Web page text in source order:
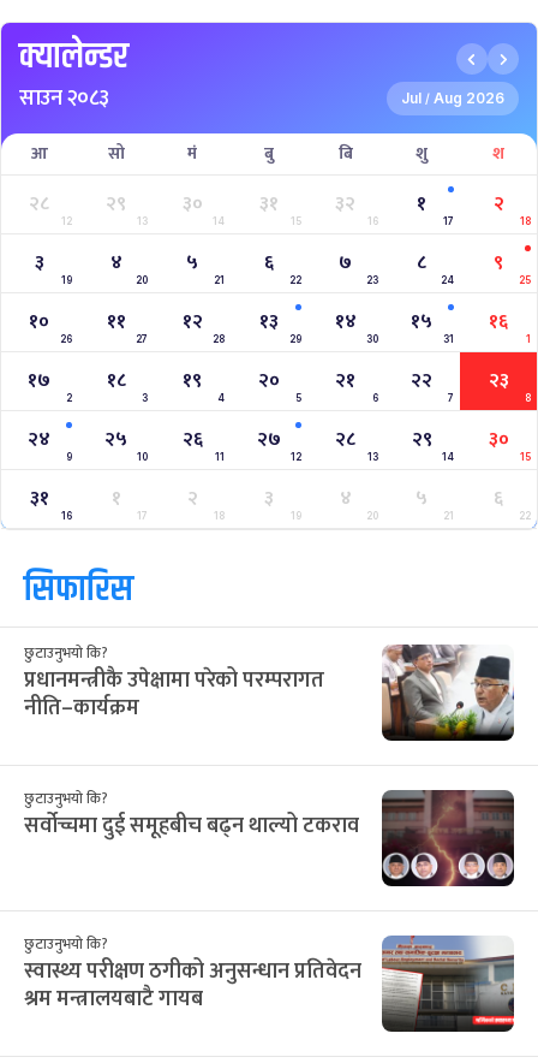
क्यालेन्डर
साउन २०८३ Jul / Aug 2026
आ सो मं बु बि शु श
२८
12
२९
13
३०
14
३१
15
३२
16
१
17
२
18
३
19
४
20
५
21
६
22
७
23
८
24
९
25
१०
26
११
27
१२
28
१३
29
१४
30
१५
31
१६
1
१७
2
१८
3
१९
4
२०
5
२१
6
२२
7
२३
8
२४
9
२५
10
२६
11
२७
12
२८
13
२९
14
३०
15
३१
16
१
17
२
18
३
19
४
20
५
21
६
22
सिफारिस
छुटाउनुभयो कि?
प्रधानमन्त्रीकै उपेक्षामा परेको परम्परागत
नीति–कार्यक्रम
छुटाउनुभयो कि?
सर्वोच्चमा दुई समूहबीच बढ्न थाल्यो टकराव
छुटाउनुभयो कि?
स्वास्थ्य परीक्षण ठगीको अनुसन्धान प्रतिवेदन
श्रम मन्त्रालयबाटै गायब